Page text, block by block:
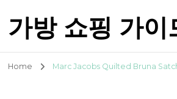
가방 쇼핑 가이
Home Marc Jacobs Quilted Bruna